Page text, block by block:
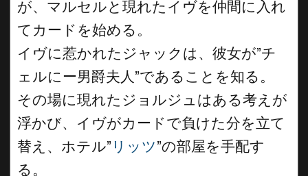
が、マルセルと現れたイヴを仲間に入れ
てカードを始める。
イヴに惹かれたジャックは、彼女が”チ
ェルにー男爵夫人”であることを知る。
その場に現れたジョルジュはある考えが
浮かび、イヴがカードで負けた分を立て
替え、ホテル” リッツ”の部屋を手配す
る。